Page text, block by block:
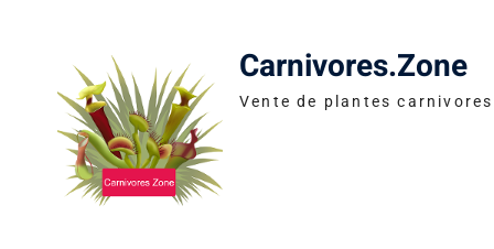
Carnivores.Zone
Vente de plantes